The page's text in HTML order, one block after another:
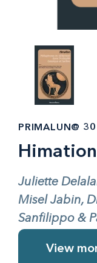
PRIMALUN@ 30
Himation
Juliette
Misel Jabin,
Sanfilippo &
View